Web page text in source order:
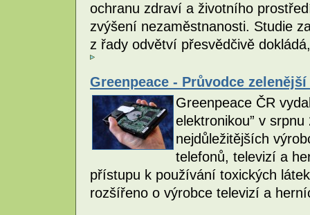
ochranu zdraví a životního
zvýšení nezaměstnanosti. Studie
z řady odvětví přesvědčivě
Greenpeace - Průvodce
Greenpeace ČR
elektronikou” v
nejdůležitějších
telefonů, televizí a
přístupu k používání toxických
rozšířeno o výrobce televizí a